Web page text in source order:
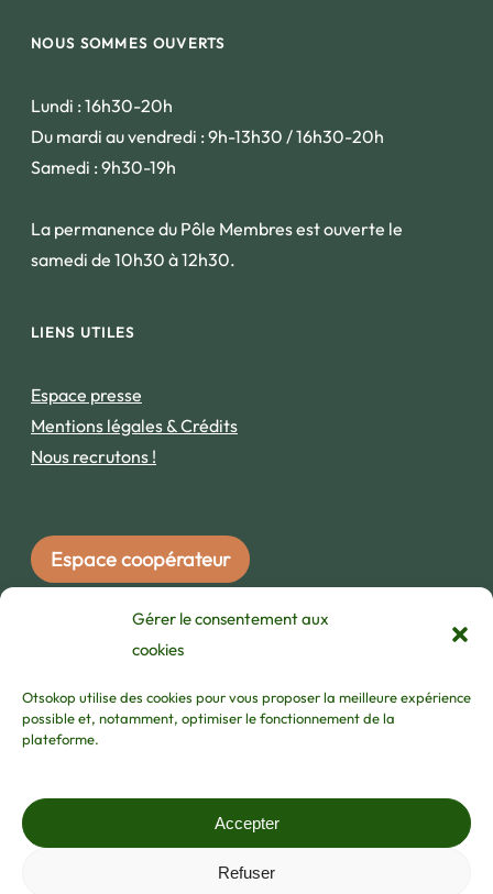
Gérer le consentement aux
cookies
Otsokop utilise des cookies pour vous proposer la meilleure expérience
possible et, notamment, optimiser le fonctionnement de la
plateforme.
Accepter
Refuser
NOUS SOMMES OUVERTS
Lundi : 16h30-20h
Du mardi au vendredi : 9h-13h30 / 16h30-20h
Samedi : 9h30-19h
La permanence du Pôle Membres est ouverte le
samedi de 10h30 à 12h30.
LIENS UTILES
Espace presse
Mentions légales & Crédits
Nous recrutons !
Espace coopérateur
INSCRIVEZ-VOUS À NOTRE NEWSLETTER !